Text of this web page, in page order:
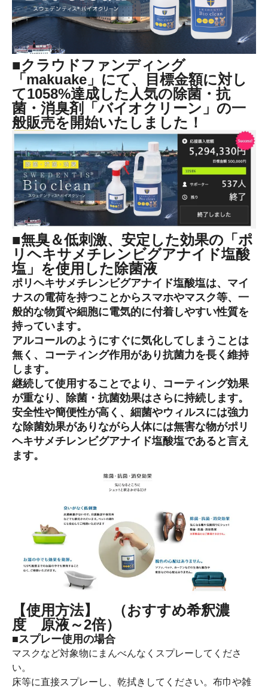
■クラウドファンディング
「makuake」にて、目標金額に対し
て1058%達成した人気の除菌・抗
菌・消臭剤「バイオクリーン」の一
般販売を開始いたしました！
■無臭＆低刺激、安定した効果の「ポ
リヘキサメチレンビグアナイド塩酸
塩」を使用した除菌液
ポリヘキサメチレンビグアナイド塩酸塩は、マイ
ナスの電荷を持つことからスマホやマスク等、一
般的な物質や細胞に電気的に付着しやすい性質を
持っています。
アルコールのようにすぐに気化してしまうことは
無く、コーティング作用があり抗菌力を長く維持
します。
継続して使用することでより、コーティング効果
が重なり、除菌・抗菌効果はさらに持続します。
安全性や簡便性が高く、細菌やウィルスには強力
な除菌効果がありながら人体には無害な物がポリ
ヘキサメチレンビグアナイド塩酸塩であると言え
ます。
【使用方法】 （おすすめ希釈濃
度 原液～2倍）
■スプレー使用の場合
マスクなど対象物にまんべんなくスプレーしてくださ
い。
床等に直接スプレーし、乾拭きしてください。布巾や雑